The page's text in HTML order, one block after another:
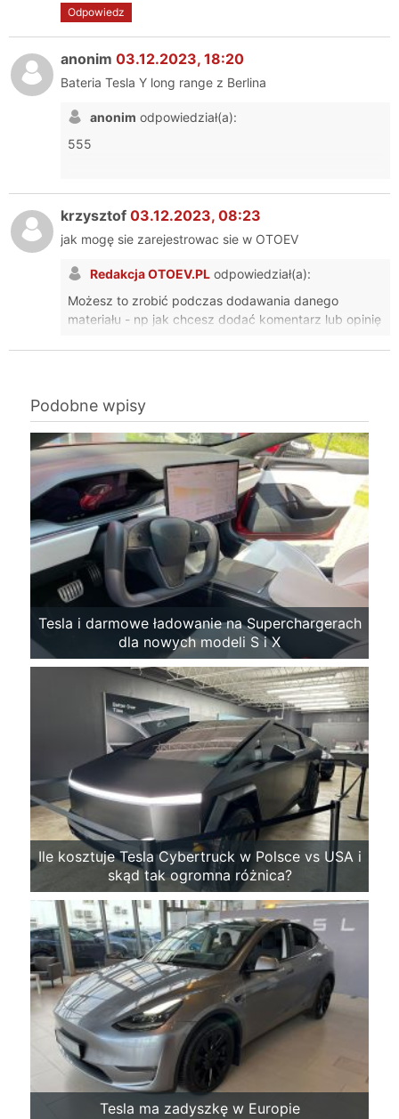
Odpowiedz
anonim 03.12.2023, 18:20
Bateria Tesla Y long range z Berlina
anonim odpowiedział(a):
555
krzysztof 03.12.2023, 08:23
jak mogę sie zarejestrowac sie w OTOEV
Redakcja OTOEV.PL odpowiedział(a):
Możesz to zrobić podczas dodawania danego
materiału - np jak chcesz dodać komentarz lub opinię
Podobne wpisy
Tesla i darmowe ładowanie na Superchargerach
dla nowych modeli S i X
Ile kosztuje Tesla Cybertruck w Polsce vs USA i
skąd tak ogromna różnica?
Tesla ma zadyszkę w Europie